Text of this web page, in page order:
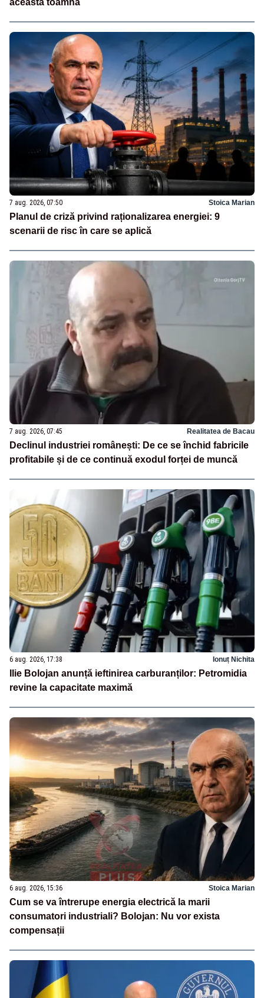
această toamnă
7 aug. 2026, 07:50 Stoica Marian
Planul de criză privind raționalizarea energiei: 9
scenarii de risc în care se aplică
7 aug. 2026, 07:45 Realitatea de Bacau
Declinul industriei românești: De ce se închid fabricile
profitabile și de ce continuă exodul forței de muncă
6 aug. 2026, 17:38 Ionuț Nichita
Ilie Bolojan anunță ieftinirea carburanților: Petromidia
revine la capacitate maximă
6 aug. 2026, 15:36 Stoica Marian
Cum se va întrerupe energia electrică la marii
consumatori industriali? Bolojan: Nu vor exista
compensații